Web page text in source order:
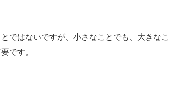
ではないですが、小さなことでも、大きな
です。